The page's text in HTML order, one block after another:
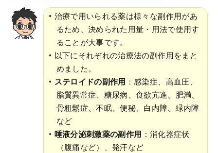
治療で用いられる薬は様々な副作用があ
るため、決められた用量・用法で使用す
ることが大事です。
以下にそれぞれの治療法の副作用をまと
めました。
ステロイドの副作用 ：感染症、高血圧、
脂質異常症、糖尿病、食欲亢進、肥満、
骨粗鬆症、不眠、便秘、白内障、緑内障
など
唾液分泌刺激薬の副作用 ：消化器症状
（腹痛など）、発汗など